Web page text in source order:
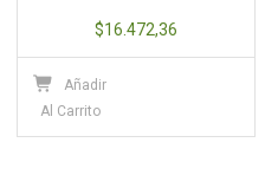
$16.472,36
Añadir
Al Carrito